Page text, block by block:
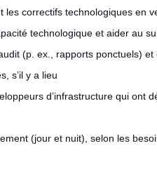
les correctifs technologiques en
technologique et aider au
(p. ex., rapports ponctuels)
s’il y a lieu
d’infrastructure qui ont
(jour et nuit), selon les